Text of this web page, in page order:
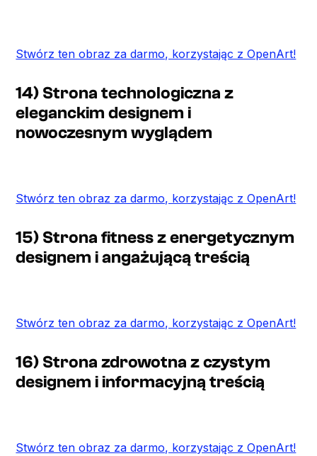
Stwórz ten obraz za darmo, korzystając z OpenArt!
14) Strona technologiczna z
eleganckim designem i
nowoczesnym wyglądem
Stwórz ten obraz za darmo, korzystając z OpenArt!
15) Strona fitness z energetycznym
designem i angażującą treścią
Stwórz ten obraz za darmo, korzystając z OpenArt!
16) Strona zdrowotna z czystym
designem i informacyjną treścią
Stwórz ten obraz za darmo, korzystając z OpenArt!